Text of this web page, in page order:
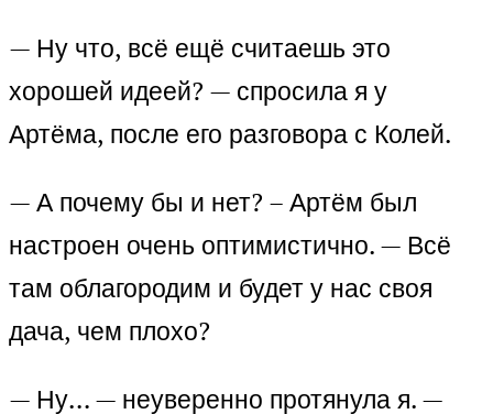
— Ну что, всё ещё считаешь это
хорошей идеей? — спросила я у
Артёма, после его разговора с Колей.
— А почему бы и нет? – Артём был
настроен очень оптимистично. — Всё
там облагородим и будет у нас своя
дача, чем плохо?
— Ну… — неуверенно протянула я. —